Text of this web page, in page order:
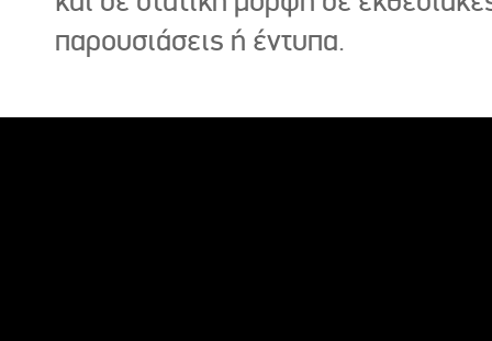
παρουσιάσεις ή έντυπα.